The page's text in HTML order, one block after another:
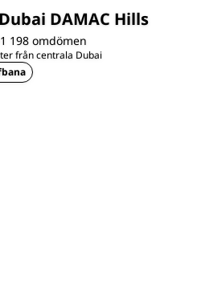
DAMAC Hills
1 198 omdömen
från centrala Dubai